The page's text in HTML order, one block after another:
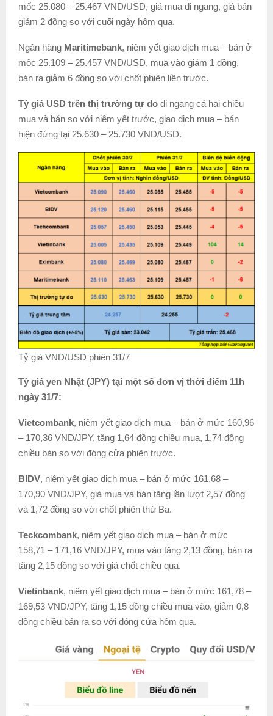
mốc 25.080 – 25.467 VND/USD, giá mua đi ngang, giá bán
giảm 2 đồng so với cuối ngày hôm qua.
Ngân hàng Maritimebank, niêm yết giao dịch mua – bán ở
mốc 25.109 – 25.457 VND/USD, mua vào giảm 1 đồng,
bán ra giảm 6 đồng so với chốt phiên liền trước.
Tỷ giá USD trên thị trường tự do đi ngang cả hai chiều
mua và bán so với niêm yết trước, giao dịch mua – bán
hiện đứng tại 25.630 – 25.730 VND/USD.
Tỷ giá VND/USD phiên 31/7
Tỷ giá yen Nhật (JPY) tại một số đơn vị thời điểm 11h
ngày 31/7:
Vietcombank, niêm yết giao dịch mua – bán ở mức 160,96
– 170,36 VND/JPY, tăng 1,64 đồng chiều mua, 1,74 đồng
chiều bán so với đóng cửa phiên trước.
BIDV, niêm yết giao dịch mua – bán ở mức 161,68 –
170,90 VND/JPY, giá mua và bán tăng lần lượt 2,57 đồng
và 1,72 đồng so với chốt phiên thứ Ba.
Teckcombank, niêm yết giao dịch mua – bán ở mức
158,71 – 171,16 VND/JPY, mua vào tăng 2,13 đồng, bán ra
tăng 2,15 đồng so với giá chốt chiều qua.
Vietinbank, niêm yết giao dịch mua – bán ở mức 161,78 –
169,53 VND/JPY, tăng 1,15 đồng chiều mua vào, giảm 0,8
đồng chiều bán ra so với đóng cửa hôm qua.